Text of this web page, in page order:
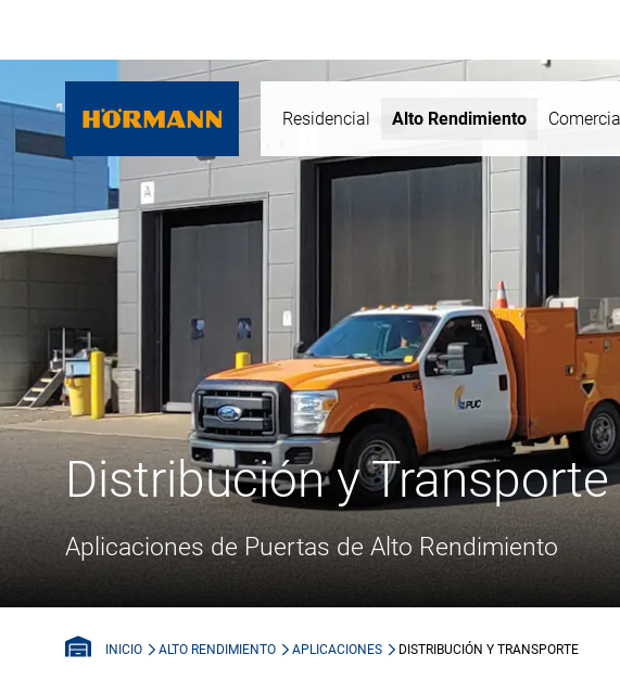
Residencial Alto Rendimiento
Distribución y Transporte
Aplicaciones de Puertas de Alto Rendimiento
INICIO ALTO RENDIMIENTO APLICACIONES DISTRIBUCIÓN Y TRANSPORTE